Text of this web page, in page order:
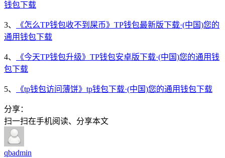
钱包下载
3、
《怎么TP钱包收不到屎币》TP钱包最新版下载·(中国)您的
通用钱包下载
4、
《今天TP钱包升级》TP钱包安卓版下载·(中国)您的通用钱
包下载
5、 《tp钱包访问薄饼》tp钱包下载·(中国)您的通用钱包下载
分享：
扫一扫在手机阅读、分享本文
qbadmin